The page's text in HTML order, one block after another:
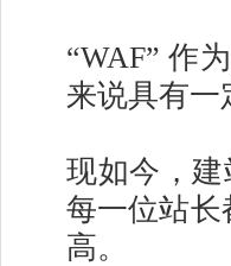
“WAF” 作
来说具有一
现如今，
每一位站长
高。